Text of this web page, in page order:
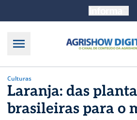
Culturas
Laranja: das
brasileiras para o